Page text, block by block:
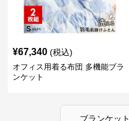
¥67,340 (税込)
オフィス用着る布団 多機能ブラ
ンケット
ブランケット